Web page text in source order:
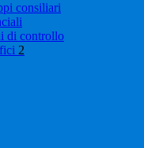
consiliari
di controllo
2